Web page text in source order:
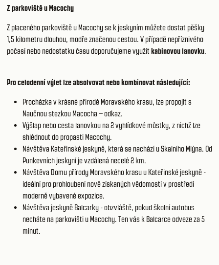
Z parkoviště u Macochy
Z placeného parkoviště u Macochy se k jeskyním můžete dostat pěšky
1,5 kilometru dlouhou, modře značenou cestou. V případě nepříznivého
počasí nebo nedostatku času doporučujeme využít kabinovou lanovku.
Pro celodenní výlet lze absolvovat nebo kombinovat následující:
Procházka v krásné přírodě Moravského krasu, lze propojit s
Naučnou stezkou Macocha – odkaz.
Výšlap nebo cesta lanovkou na 2 vyhlídkové můstky, z nichž lze
shlédnout do propasti Macochy.
Návštěva Kateřinské jeskyně, která se nachází u Skalního Mlýna. Od
Punkevních jeskyní je vzdálená necelé 2 km.
Návštěva Domu přírody Moravského krasu u Kateřinské jeskyně -
ideální pro prohloubení nově získaných vědomostí v prostředí
moderně vybavené expozice.
Návštěva jeskyně Balcarky - obzvláště, pokud školní autobus
necháte na parkovišti u Macochy. Ten vás k Balcarce odveze za 5
minut.